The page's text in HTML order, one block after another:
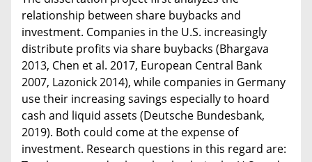
relationship between share buybacks and
investment. Companies in the U.S. increasingly
distribute profits via share buybacks (Bhargava
2013, Chen et al. 2017, European Central Bank
2007, Lazonick 2014), while companies in Germany
use their increasing savings especially to hoard
cash and liquid assets (Deutsche Bundesbank,
2019). Both could come at the expense of
investment. Research questions in this regard are: